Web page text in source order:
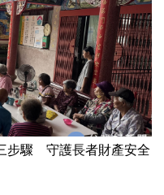
步驟 守護長者財產安全